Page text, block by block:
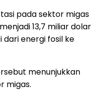
pada sektor migas
13,7 miliar dolar
dari energi fosil ke
menunjukkan
migas.